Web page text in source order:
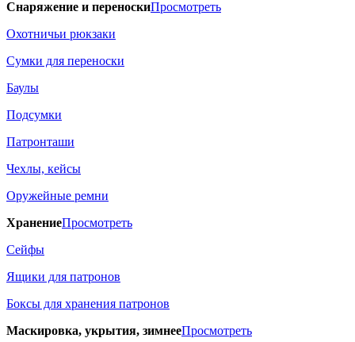
Снаряжение и переноскиПросмотреть
Охотничьи рюкзаки
Сумки для переноски
Баулы
Подсумки
Патронташи
Чехлы, кейсы
Оружейные ремни
ХранениеПросмотреть
Сейфы
Ящики для патронов
Боксы для хранения патронов
Маскировка, укрытия, зимнееПросмотреть